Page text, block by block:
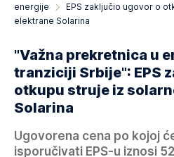
energije
EPS zaključio ugovor o
elektrane Solarina
"Važna prekretnica u
tranziciji Srbije": EPS
otkupu struje iz
Solarina
Ugovorena cena po kojoj
isporučivati EPS-u iznosi